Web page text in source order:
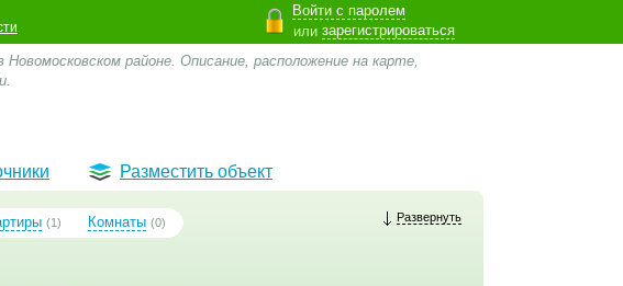
Войти с паролем
или зарегистрироваться
районе. Описание, расположение на карте,
Разместить объект
(1) Комнаты (0) Развернуть